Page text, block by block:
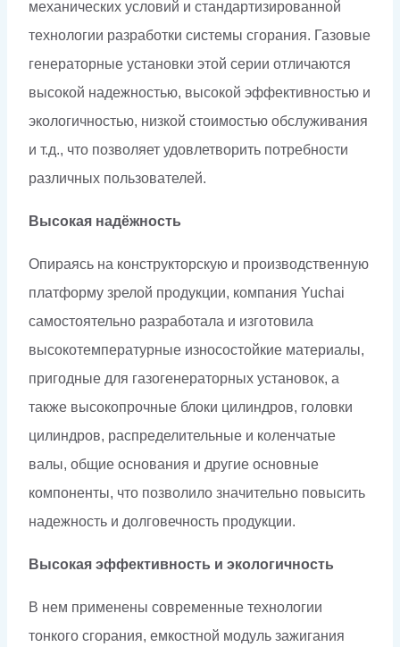
механических условий и стандартизированной
технологии разработки системы сгорания. Газовые
генераторные установки этой серии отличаются
высокой надежностью, высокой эффективностью и
экологичностью, низкой стоимостью обслуживания
и т.д., что позволяет удовлетворить потребности
различных пользователей.
Высокая надёжность
Опираясь на конструкторскую и производственную
платформу зрелой продукции, компания Yuchai
самостоятельно разработала и изготовила
высокотемпературные износостойкие материалы,
пригодные для газогенераторных установок, а
также высокопрочные блоки цилиндров, головки
цилиндров, распределительные и коленчатые
валы, общие основания и другие основные
компоненты, что позволило значительно повысить
надежность и долговечность продукции.
Высокая эффективность и экологичность
В нем применены современные технологии
тонкого сгорания, емкостной модуль зажигания